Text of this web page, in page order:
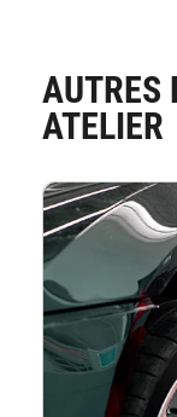
AUTRES
ATELIER